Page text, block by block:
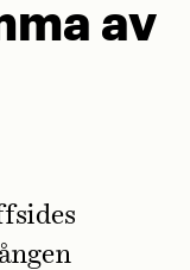
av